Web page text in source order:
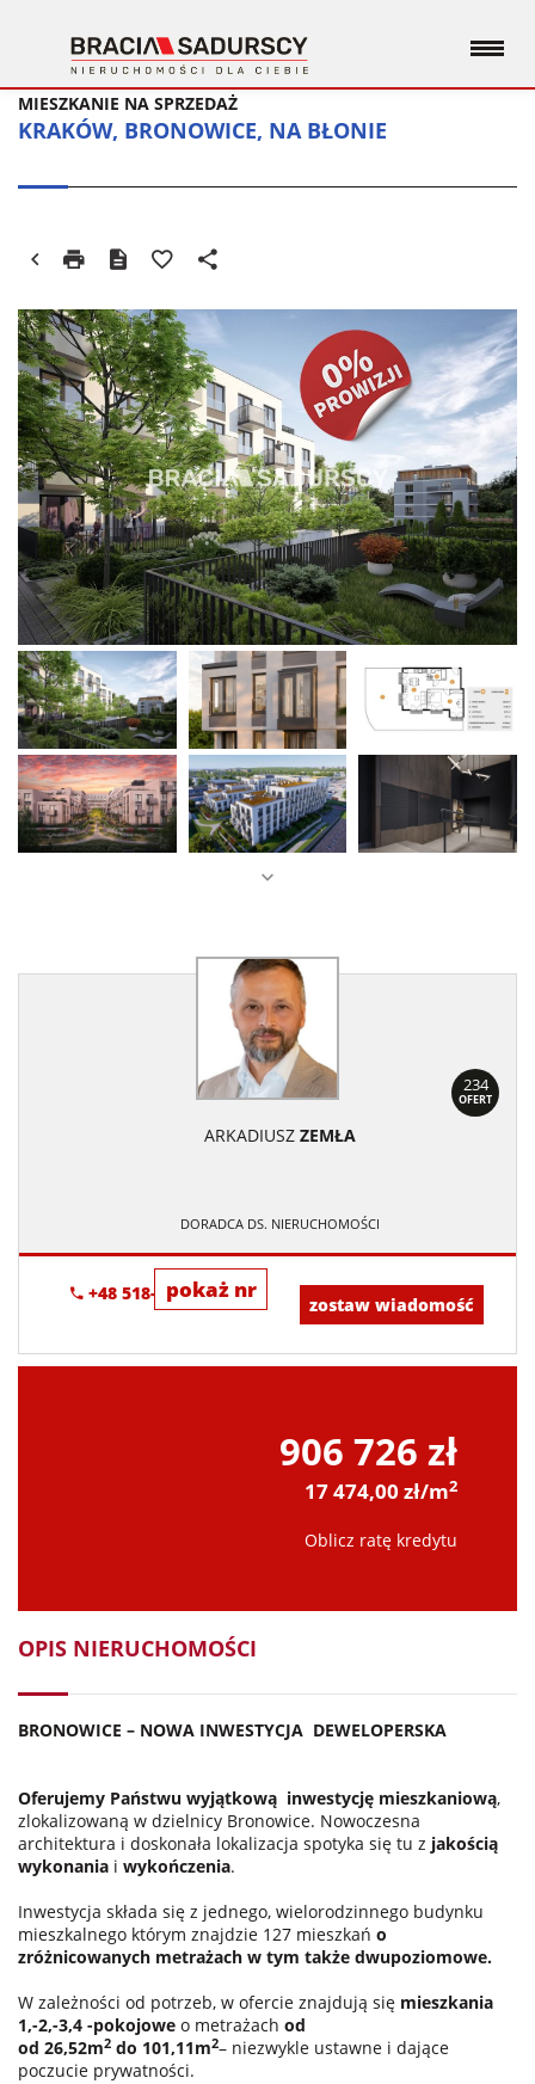
KRAKÓW, BRONOWICE, NA BŁONIE
MIESZKANIE NA SPRZEDAŻ
234
OFERT
ARKADIUSZ ZEMŁA
DORADCA DS. NIERUCHOMOŚCI
pokaż nr
+48 518-706-552
zostaw wiadomość
906 726 zł
17 474,00 zł/m2
Oblicz ratę kredytu
OPIS NIERUCHOMOŚCI
BRONOWICE – NOWA INWESTYCJA DEWELOPERSKA
Oferujemy Państwu wyjątkową inwestycję mieszkaniową,
zlokalizowaną w dzielnicy Bronowice. Nowoczesna
architektura i doskonała lokalizacja spotyka się tu z jakością
wykonania i wykończenia.
Inwestycja składa się z jednego, wielorodzinnego budynku
mieszkalnego którym znajdzie 127 mieszkań o
zróżnicowanych metrażach w tym także dwupoziomowe.
W zależności od potrzeb, w ofercie znajdują się mieszkania
1,-2,-3,4 -pokojowe o metrażach od
od 26,52m2 do 101,11m2– niezwykle ustawne i dające
poczucie prywatności.